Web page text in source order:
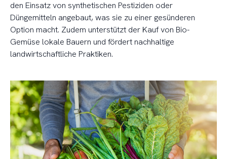
den Einsatz von synthetischen Pestiziden oder
Düngemitteln angebaut, was sie zu einer gesünderen
Option macht. Zudem unterstützt der Kauf von Bio-
Gemüse lokale Bauern und fördert nachhaltige
landwirtschaftliche Praktiken.